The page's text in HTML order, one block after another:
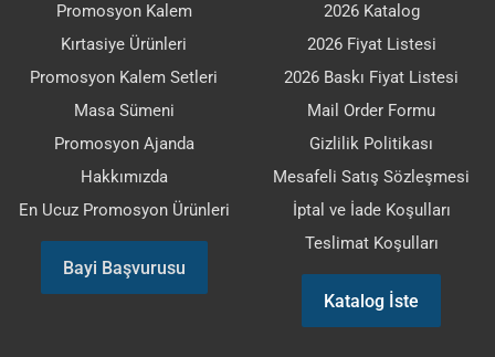
Promosyon Kalem
Kırtasiye Ürünleri
Promosyon Kalem Setleri
Masa Sümeni
Promosyon Ajanda
Hakkımızda
En Ucuz Promosyon Ürünleri
Bayi Başvurusu
2026 Katalog
2026 Fiyat Listesi
2026 Baskı Fiyat Listesi
Mail Order Formu
Gizlilik Politikası
Mesafeli Satış Sözleşmesi
İptal ve İade Koşulları
Teslimat Koşulları
Katalog İste